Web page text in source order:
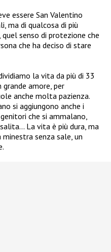
essere San Valentino
ma di qualcosa di più
senso di protezione che
che ha deciso di stare
la vita da più di 33
amore, per
anche molta pazienza.
si aggiungono anche i
che si ammalano,
La vita è più dura, ma
senza sale, un